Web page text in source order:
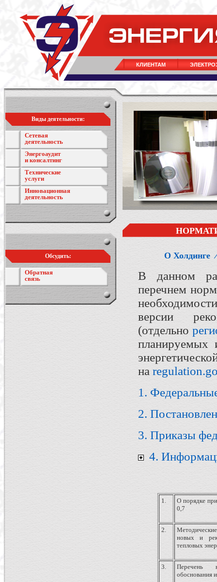
КЛИЕНТАМ
Виды деятельности:
Сетевая
деятельность
Энергоаудит
и консалтинг
Технические
услуги
Инновационная
деятельность
Обсудить:
Обратная
связь
О Холдинге
В данном
перечнем
версии
(отдельно
планируемых
на
1.
2.
3. Приказы
4.
1.
О порядке
0,7
2.
новых и
тепловых
3.
Перечень
обоснования